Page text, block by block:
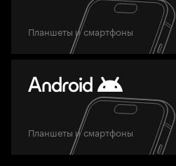
Планшеты и смартфоны
Планшеты и смартфоны